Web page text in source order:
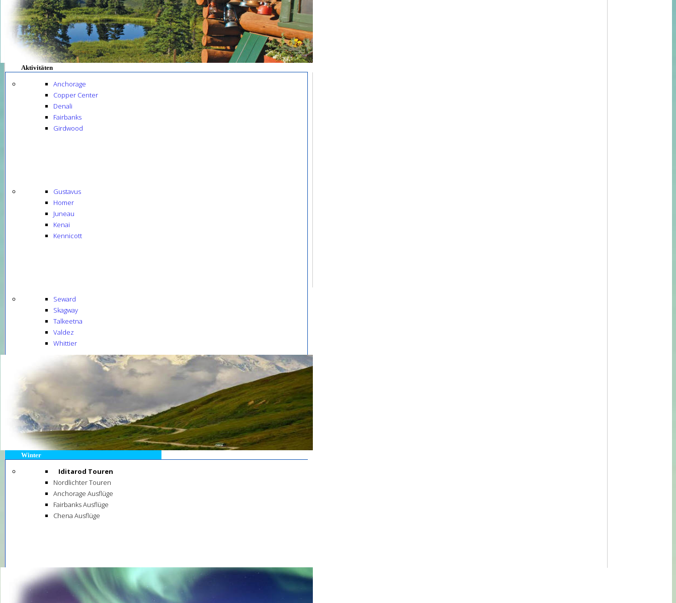
Aktivitäten
Anchorage
Copper Center
Denali
Fairbanks
Girdwood
Gustavus
Homer
Juneau
Kenai
Kennicott
Seward
Skagway
Talkeetna
Valdez
Whittier
Winter
Iditarod Touren
Nordlichter Touren
Anchorage Ausflüge
Fairbanks Ausflüge
Chena Ausflüge